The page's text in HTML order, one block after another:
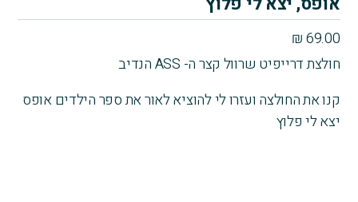
₪69.00
חולצת דרייפיט שרוול קצר ה- ASS הנדיב
קנו את החולצה ועזרו לי להוציא לאור את ספר הילדים אופס
יצא לי פלוץ